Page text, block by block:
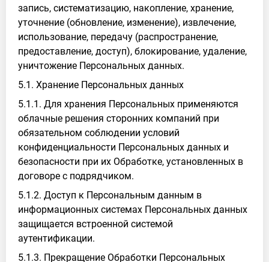
запись, систематизацию, накопление, хранение,
уточнение (обновление, изменение), извлечение,
использование, передачу (распространение,
предоставление, доступ), блокирование, удаление,
уничтожение Персональных данных.
5.1. Хранение Персональных данных
5.1.1. Для хранения Персональных применяются
облачные решения сторонних компаний при
обязательном соблюдении условий
конфиденциальности Персональных данных и
безопасности при их Обработке, установленных в
договоре с подрядчиком.
5.1.2. Доступ к Персональным данным в
информационных системах Персональных данных
защищается встроенной системой
аутентификации.
5.1.3. Прекращение Обработки Персональных